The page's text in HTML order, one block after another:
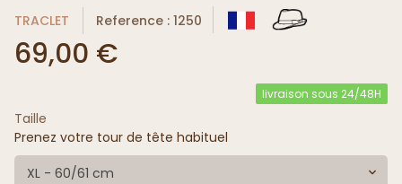
TRACLET Reference : 1250
69,00 €
livraison sous 24/48H
Taille
Prenez votre tour de tête habituel
XL - 60/61 cm